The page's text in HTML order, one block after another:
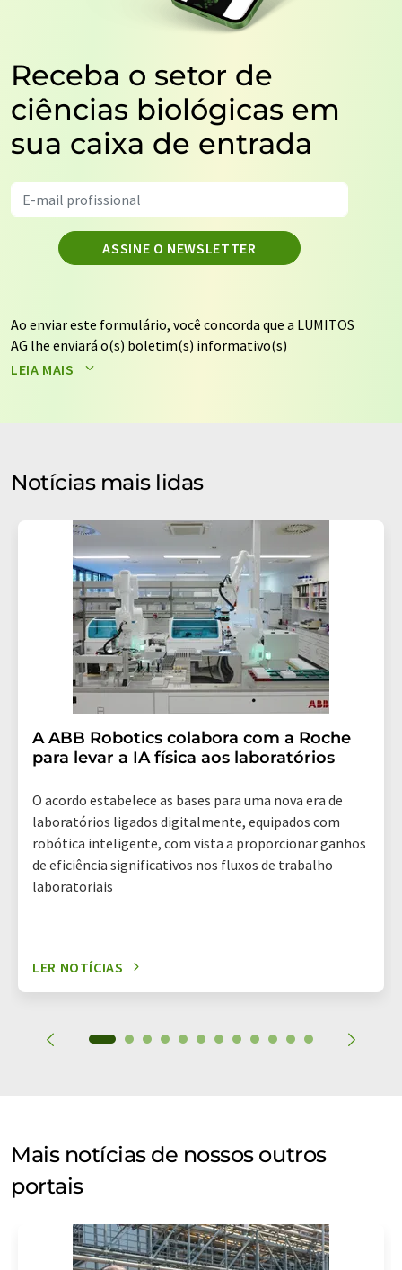
Receba o setor de
ciências biológicas em
sua caixa de entrada
ASSINE O NEWSLETTER
Ao enviar este formulário, você concorda que a LUMITOS
AG lhe enviará o(s) boletim(s) informativo(s)
selecionado(s) acima por e-mail. Seus dados não serão
proteção de dados. A LUMITOS pode entrar em contato
pesquisas de mercado e de opinião. Você pode revogar
seu consentimento a qualquer momento, sem fornecer
12489 Berlin, Alemanha ou por e-mail em
revoke@lumitos.comcom efeito para o futuro. Além
disso, cada e-mail contém um link para cancelar a
assinatura do newsletter correspondente.
LEIA MAIS
Notícias mais lidas
A ABB Robotics colabora com a Roche
para levar a IA física aos laboratórios
O acordo estabelece as bases para uma nova era de
laboratórios ligados digitalmente, equipados com
robótica inteligente, com vista a proporcionar ganhos
de eficiência significativos nos fluxos de trabalho
laboratoriais
LER NOTÍCIAS
Mais notícias de nossos outros
portais